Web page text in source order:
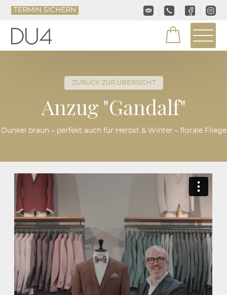
TERMIN SICHERN
ZURÜCK ZUR ÜBERSICHT
Anzug "Gandalf"
Dunkel braun – perfekt auch für Herbst & Winter – florale Fliege